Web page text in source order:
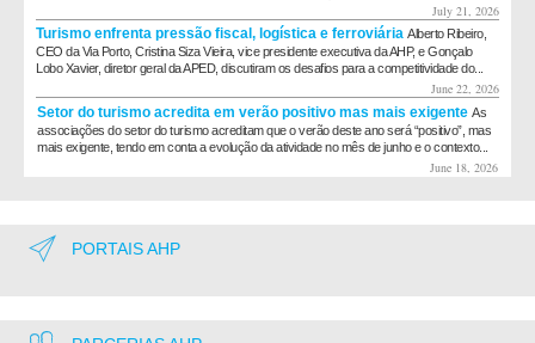
July 21, 2026
Turismo enfrenta pressão fiscal, logística e ferroviária Alberto Ribeiro,
CEO da Via Porto, Cristina Siza Vieira, vice presidente executiva da AHP, e Gonçalo
Lobo Xavier, diretor geral da APED, discutiram os desafios para a competitividade do...
June 22, 2026
Setor do turismo acredita em verão positivo mas mais exigente As
associações do setor do turismo acreditam que o verão deste ano será “positivo”, mas
mais exigente, tendo em conta a evolução da atividade no mês de junho e o contexto...
June 18, 2026
PORTAIS AHP